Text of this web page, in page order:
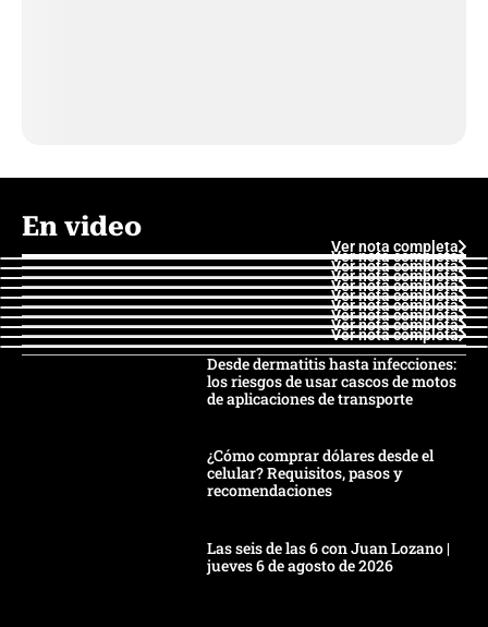
En video
Ver nota completa
Ver nota completa
Ver nota completa
Ver nota completa
Ver nota completa
Ver nota completa
Ver nota completa
Ver nota completa
Ver nota completa
Ver nota completa
Desde dermatitis hasta infecciones:
los riesgos de usar cascos de motos
de aplicaciones de transporte
¿Cómo comprar dólares desde el
celular? Requisitos, pasos y
recomendaciones
Las seis de las 6 con Juan Lozano |
jueves 6 de agosto de 2026